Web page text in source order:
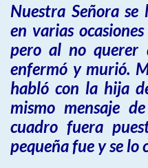
Nuestra Señora
en varias
pero al no querer
enfermó y murió.
habló con la hija
mismo mensaje
cuadro fuera
pequeña fue y se lo